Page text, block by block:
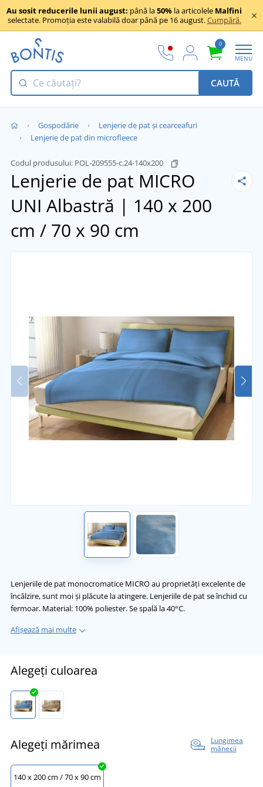
Au sosit reducerile lunii august: până la50% la articolele Malfini
selectate. Promoția este valabilă doar până pe 16 august.Cumpără.
0
MENU
CAUTĂ
Gospodărie
Lenjerie de pat și cearceafuri
Lenjerie de pat din microfleece
Codul produsului: POL-209555-c.24-140x200
Lenjerie de pat MICRO
UNI Albastră | 140 x 200
cm / 70 x 90 cm
Lenjeriile de pat monocromatice MICRO au proprietăți excelente de
încălzire, sunt moi și plăcute la atingere. Lenjeriile de pat se închid cu
fermoar. Material: 100% poliester. Se spală la 40°C.
Afișează mai multe
Alegeți culoarea
Alegeți mărimea
Lungimea
mânecii
140 x 200 cm / 70 x 90 cm